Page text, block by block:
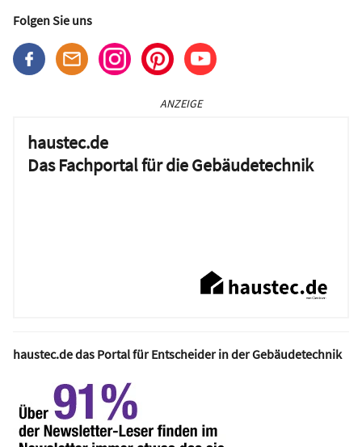
Folgen Sie uns
ANZEIGE
haustec.de
Das Fachportal für die Gebäudetechnik
haustec.de das Portal für Entscheider in der Gebäudetechnik